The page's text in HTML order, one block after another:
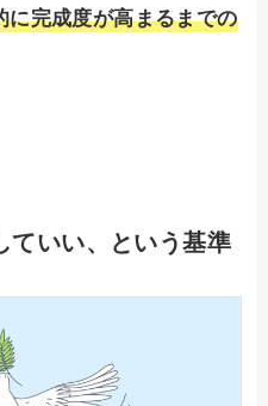
に完成度が高まるまでの
ていい、という基準